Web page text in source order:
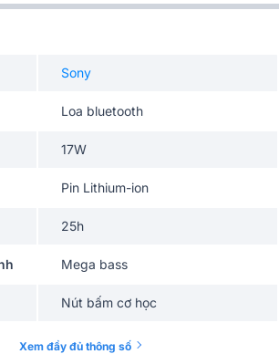
Sony
Loa bluetooth
17W
Pin Lithium-ion
25h
Mega bass
Nút bấm cơ học
20Hz - 20kHz
Xem đầy đủ thông số